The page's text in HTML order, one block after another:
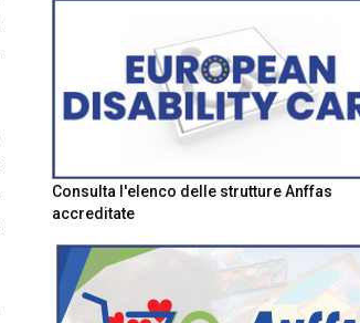
Consulta l'elenco delle strutture Anffas
accreditate